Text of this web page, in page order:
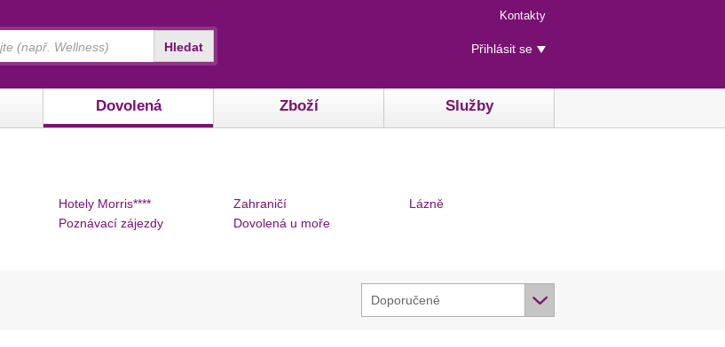
Menu
rychlého
přístupu
Kontakty
Uživatelské
menu
Přihlásit se
Dovolená Zboží Služby
Hledat
Hotely Morris****
Poznávací zájezdy
Zahraničí
Dovolená u moře
Lázně
Doporučené